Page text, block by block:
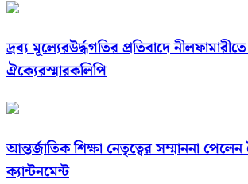
দ্রব্য মূল্যেরউর্দ্ধগতির প্রতিবাদে
ঐক্যেরস্মারকলিপি
আন্তর্জাতিক শিক্ষা নেতৃত্বের সম্মাননা
ক্যান্টনমেন্ট